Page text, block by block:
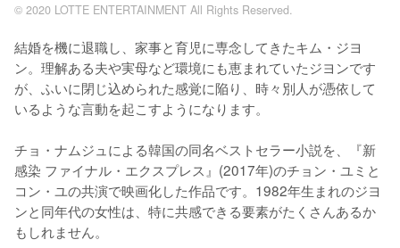
© 2020 LOTTE ENTERTAINMENT All Rights Reserved.
結婚を機に退職し、家事と育児に専念してきたキム・ジヨ
ン。理解ある夫や実母など環境にも恵まれていたジヨンです
が、ふいに閉じ込められた感覚に陥り、時々別人が憑依して
いるような言動を起こすようになります。
チョ・ナムジュによる韓国の同名ベストセラー小説を、『新
感染 ファイナル・エクスプレス』(2017年)のチョン・ユミと
コン・ユの共演で映画化した作品です。1982年生まれのジヨ
ンと同年代の女性は、特に共感できる要素がたくさんあるか
もしれません。